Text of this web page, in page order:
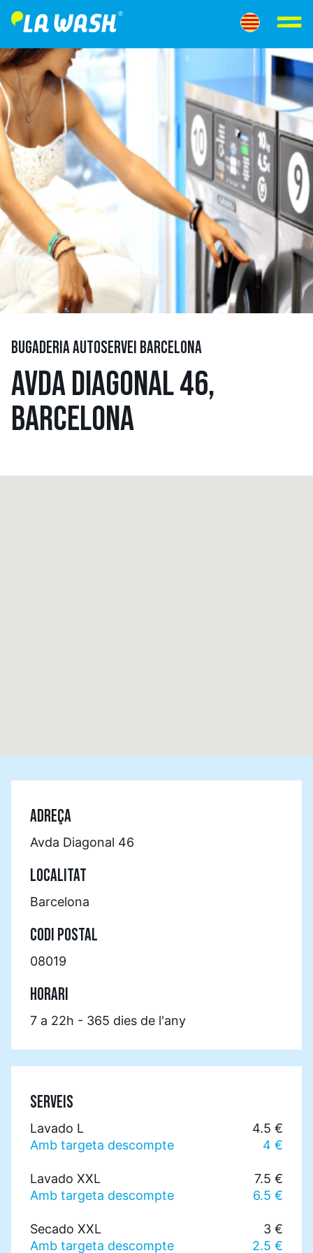
BUGADERIA AUTOSERVEI BARCELONA
AVDA DIAGONAL 46,
BARCELONA
ADREÇA
Avda Diagonal 46
LOCALITAT
Barcelona
CODI POSTAL
08019
HORARI
7 a 22h - 365 dies de l'any
SERVEIS
Lavado L
4.5 €
Amb targeta descompte
4 €
Lavado XXL
7.5 €
Amb targeta descompte
6.5 €
Secado XXL
3 €
Amb targeta descompte
2.5 €